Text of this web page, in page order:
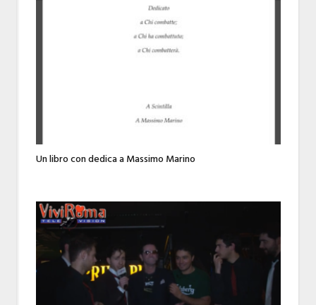
Un libro con dedica a Massimo Marino